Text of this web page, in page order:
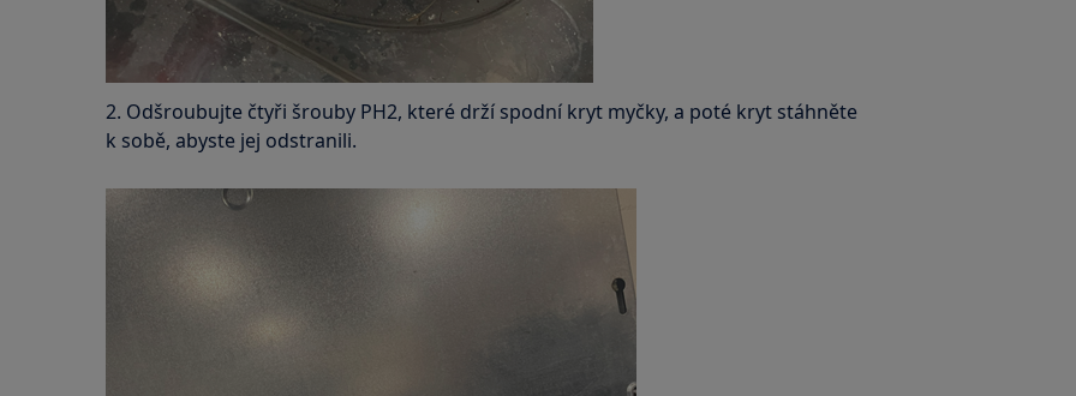
2. Odšroubujte čtyři šrouby PH2, které drží spodní kryt myčky, a poté kryt stáhněte
k sobě, abyste jej odstranili.